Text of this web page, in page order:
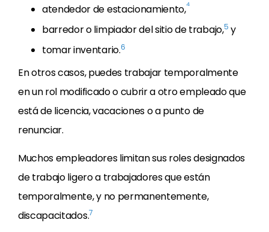
atendedor de estacionamiento,4
barredor o limpiador del sitio de trabajo,5 y
tomar inventario.6
En otros casos, puedes trabajar temporalmente
en un rol modificado o cubrir a otro empleado que
está de licencia, vacaciones o a punto de
renunciar.
Muchos empleadores limitan sus roles designados
de trabajo ligero a trabajadores que están
temporalmente, y no permanentemente,
discapacitados.7